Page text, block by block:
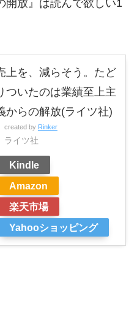
開放』は読んで欲しい1
上を、減らそう。たど
ついたのは業績至上主
からの解放(ライツ社)
created by Rinker
ライツ社
Kindle
Amazon
楽天市場
Yahooショッピング